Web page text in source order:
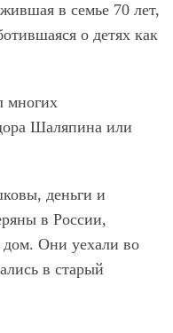
в семье 70 лет,
о детях как
многих
Шаляпина или
деньги и
в России,
дом. Они уехали во
в старый